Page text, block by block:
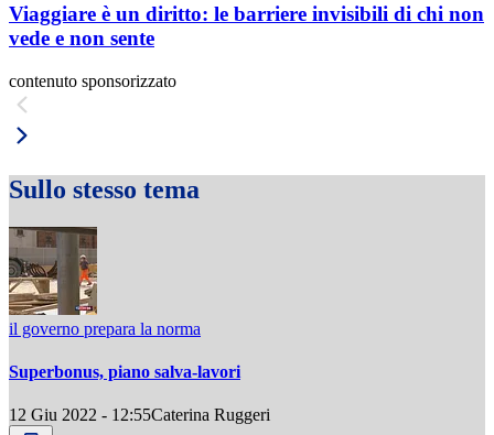
Viaggiare è un diritto: le barriere invisibili di chi non
vede e non sente
contenuto sponsorizzato
Sullo stesso tema
il governo prepara la norma
Superbonus, piano salva-lavori
12 Giu 2022 - 12:55Caterina Ruggeri